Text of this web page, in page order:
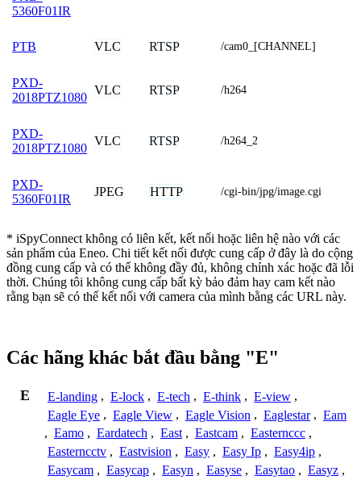
5360F01IR
PTB VLC RTSP /cam0_[CHANNEL]
PXD-
2018PTZ1080
VLC RTSP /h264
PXD-
2018PTZ1080
VLC RTSP /h264_2
PXD-
5360F01IR
JPEG HTTP /cgi-bin/jpg/image.cgi
* iSpyConnect không có liên kết, kết nối hoặc liên hệ nào với các
sản phẩm của Eneo. Chi tiết kết nối được cung cấp ở đây là do cộng
đồng cung cấp và có thể không đầy đủ, không chính xác hoặc đã lỗi
thời. Chúng tôi không cung cấp bất kỳ bảo đảm hay cam kết nào
rằng bạn sẽ có thể kết nối với camera của mình bằng các URL này.
Các hãng khác bắt đầu bằng "E"
E E-landing , E-lock , E-tech , E-think , E-view ,
Eagle Eye , Eagle View , Eagle Vision , Eaglestar , Eam
, Eamo , Eardatech , East , Eastcam , Easternccc ,
Easterncctv , Eastvision , Easy , Easy Ip , Easy4ip ,
Easycam , Easycap , Easyn , Easyse , Easytao , Easyz ,